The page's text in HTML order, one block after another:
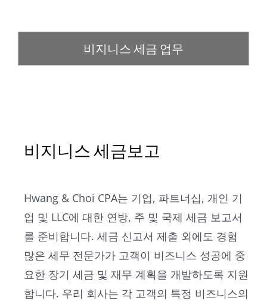
비지니스 세금 업무
비지니스 세금보고
Hwang & Choi CPA는 기업, 파트너십, 개인 기
업 및 LLC에 대한 연방, 주 및 국제 세금 보고서
를 준비합니다. 세금 신고서 제출 외에도 경험
많은 세무 전문가가 고객이 비즈니스 성공에 중
요한 장기 세금 및 재무 계획을 개발하도록 지원
합니다. 우리 회사는 각 고객의 특정 비즈니스의